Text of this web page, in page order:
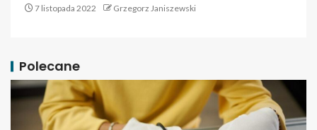
7 listopada 2022 Grzegorz Janiszewski
Polecane